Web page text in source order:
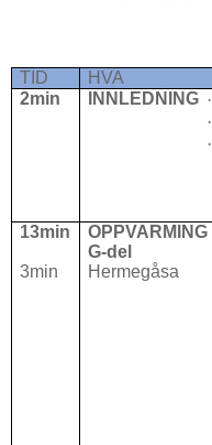
TID HVA
2min
INNLEDNING ·
·
·
13min
3min
OPPVARMING
G-del
Hermegåsa